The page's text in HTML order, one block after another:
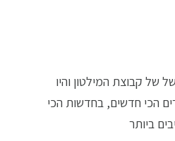
של קבוצת המילטון והיו
הכי חדשים, בחדשות הכי
ביותר